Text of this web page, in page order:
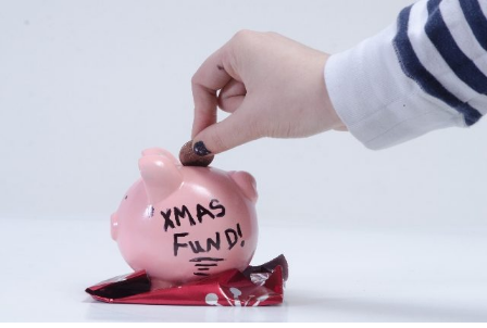
ママ・パパに役立つ こどものまなび情報サイト - Ｅｄｕｋｉｄｓ- （エデュキッズ）
このコミュニティについて
REVOLVER